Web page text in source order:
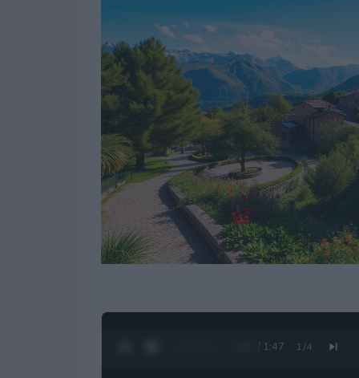
0:28 / 1:47 1 /4